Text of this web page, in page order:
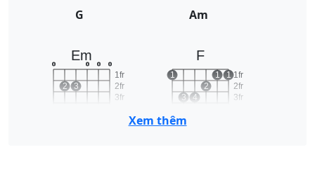
G Am
Em
1fr
2fr
3fr
o
2 3
o o o
F
1fr
2fr
3fr
1
3 4
2
1 1
Xem thêm